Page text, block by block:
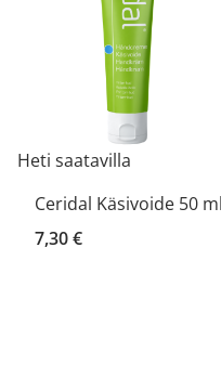
Heti saatavilla
Ceridal Käsivoide 50 ml
7,30 €